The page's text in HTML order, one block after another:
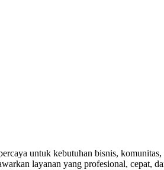
untuk kebutuhan bisnis,
layanan yang profesional, cepat,